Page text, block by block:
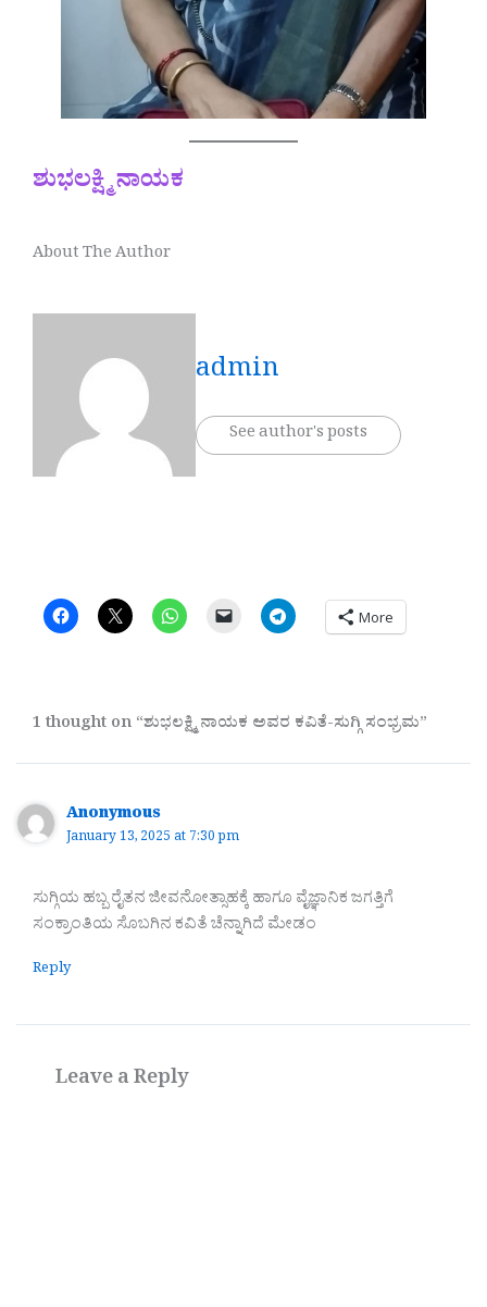
ಶುಭಲಕ್ಷ್ಮಿ ನಾಯಕ
About The Author
admin
See author's posts
More
1 thought on “ಶುಭಲಕ್ಷ್ಮಿ ನಾಯಕ ಅವರ ಕವಿತೆ-ಸುಗ್ಗಿ ಸಂಭ್ರಮ”
Anonymous
January 13, 2025 at 7:30 pm
ಸುಗ್ಗಿಯ ಹಬ್ಬ ರೈತನ ಜೀವನೋತ್ಸಾಹಕ್ಕೆ ಹಾಗೂ ವೈಜ್ಞಾನಿಕ ಜಗತ್ತಿಗೆ
ಸಂಕ್ರಾಂತಿಯ ಸೊಬಗಿನ ಕವಿತೆ ಚೆನ್ನಾಗಿದೆ ಮೇಡಂ
Reply
Leave a Reply